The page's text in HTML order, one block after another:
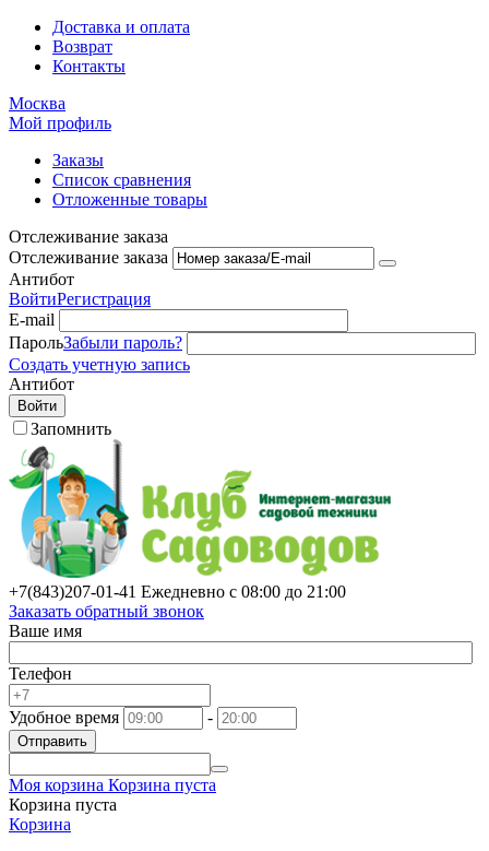
Доставка и оплата
Возврат
Контакты
Москва
Мой профиль
Заказы
Список сравнения
Отложенные товары
Отслеживание заказа
Отслеживание заказа
Антибот
ВойтиРегистрация
E-mail
ПарольЗабыли пароль?
Создать учетную запись
Антибот
Войти
Запомнить
+7(843)207-01-41 Ежедневно с 08:00 до 21:00
Заказать обратный звонок
Ваше имя
Телефон
Удобное время -
Отправить
Моя корзина Корзина пуста
Корзина пуста
Корзина